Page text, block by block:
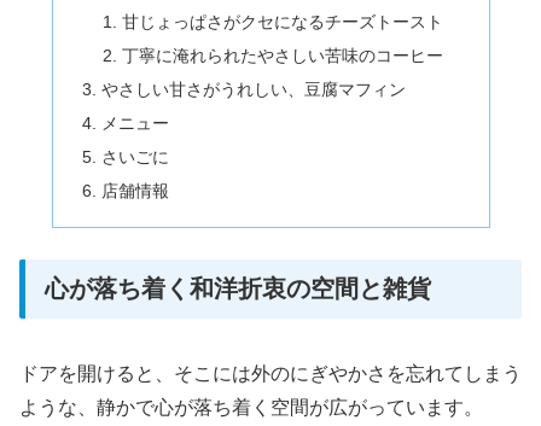
甘じょっぱさがクセになるチーズトースト
丁寧に淹れられたやさしい苦味のコーヒー
やさしい甘さがうれしい、豆腐マフィン
メニュー
さいごに
店舗情報
心が落ち着く和洋折衷の空間と雑貨
ドアを開けると、そこには外のにぎやかさを忘れてしまう
ような、静かで心が落ち着く空間が広がっています。